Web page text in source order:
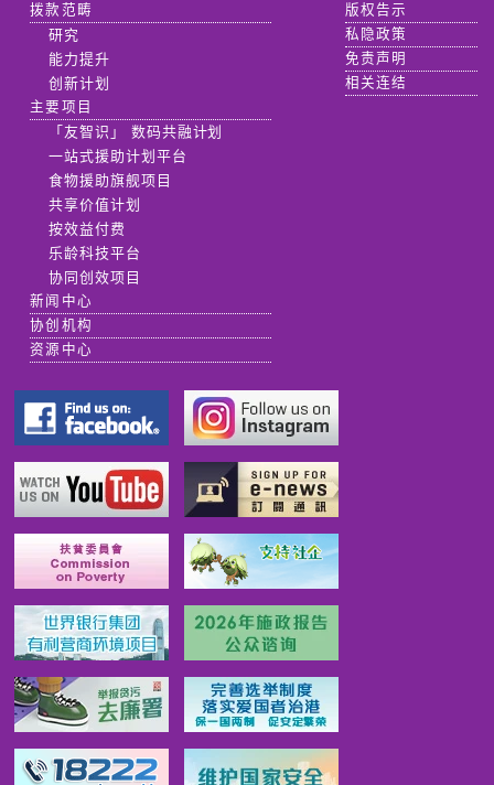
拨款范畴
研究
能力提升
创新计划
主要项目
「友智识」 数码共融计划
一站式援助计划平台
食物援助旗舰项目
共享价值计划
按效益付费
乐龄科技平台
协同创效项目
新闻中心
协创机构
资源中心
版权告示
私隐政策
免责声明
相关连结